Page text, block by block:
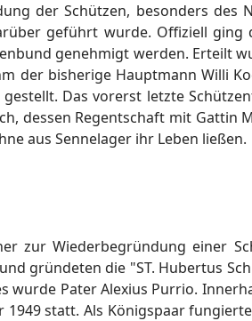
der Schützen, besonders des
geführt wurde. Offiziell ging
genehmigt werden. Erteilt
der bisherige Hauptmann Willi
Das vorerst letzte
dessen Regentschaft mit Gattin
aus Sennelager ihr Leben ließen.
zur Wiederbegründung einer
gründeten die "ST. Hubertus
Pater Alexius Purrio.
statt. Als Königspaar